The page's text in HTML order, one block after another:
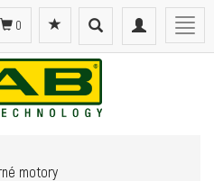
Toggle
navigation
Toggle
search
0
motory